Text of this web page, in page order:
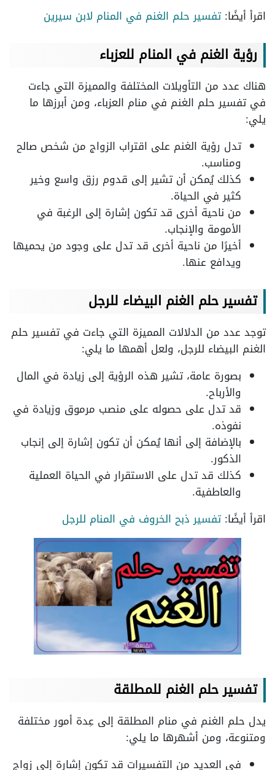
اقرأ أيضًا:تفسير حلم الغنم في المنام لابن سيرين
رؤية الغنم في المنام للعزباء
هناك عدد من التأويلات المختلفة والمميزة التي جاءت
في تفسير حلم الغنم في منام العزباء، ومن أبرزها ما
يلي:
تدل رؤية الغنم على اقتراب الزواج من شخص صالح
ومناسب.
كذلك يُمكن أن تشير إلى قدوم رزق واسع وخير
كثير في الحياة.
من ناحية أخرى قد تكون إشارة إلى الرغبة في
الأمومة والإنجاب.
أخيرًا من ناحية أخرى قد تدل على وجود من يحميها
ويدافع عنها.
تفسير حلم الغنم البيضاء للرجل
توجد عدد من الدلالات المميزة التي جاءت في تفسير حلم
الغنم البيضاء للرجل، ولعل أهمها ما يلي:
بصورة عامة، تشير هذه الرؤية إلى زيادة في المال
والأرباح.
قد تدل على حصوله على منصب مرموق وزيادة في
نفوذه.
بالإضافة إلى أنها يُمكن أن تكون إشارة إلى إنجاب
الذكور.
كذلك قد تدل على الاستقرار في الحياة العملية
والعاطفية.
اقرأ أيضًا:تفسير ذبح الخروف في المنام للرجل
تفسير حلم الغنم للمطلقة
يدل حلم الغنم في منام المطلقة إلى عِدة أمور مختلفة
ومتنوعة، ومن أشهرها ما يلي:
في العديد من التفسيرات قد تكون إشارة إلى زواج